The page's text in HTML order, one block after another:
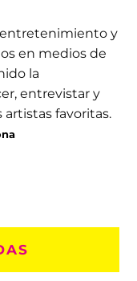
entretenimiento y
en medios de
la
entrevistar y
artistas favoritas.